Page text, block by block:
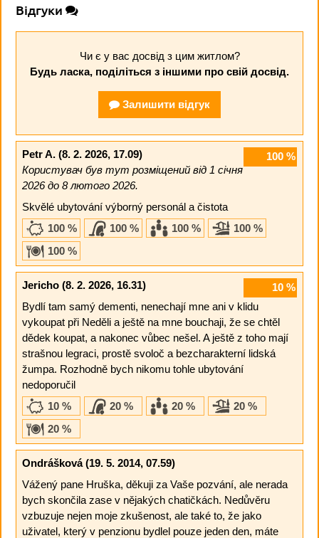
Відгуки
Чи є у вас досвід з цим житлом?
Будь ласка, поділіться з іншими про свій досвід.
Залишити відгук
100%
Petr A.(8. 2. 2026, 17.09)
Користувач був тут розміщений від 1 січня
2026 до 8 лютого 2026.
Skvělé ubytování výborný personál a čistota
100 %
100 % 100 %
100 %
100 %
10%
Jericho(8. 2. 2026, 16.31)
Bydlí tam samý dementi, nenechají mne ani v klidu
vykoupat při Neděli a ještě na mne bouchaji, že se chtěl
dědek koupat, a nakonec vůbec nešel. A ještě z toho mají
strašnou legraci, prostě svoloč a bezcharakterní lidská
žumpa. Rozhodně bych nikomu tohle ubytování
nedoporučil
10 %
20 % 20 %
20 %
20 %
Ondrášková(19. 5. 2014, 07.59)
Vážený pane Hruška, děkuji za Vaše pozvání, ale nerada
bych skončila zase v nějakých chatičkách. Nedůvěru
vzbuzuje nejen moje zkušenost, ale také to, že jako
uživatel, který v penzionu bydlel pouze jeden den, máte